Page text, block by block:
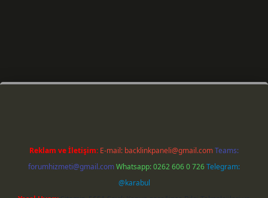
giriş
Reklam ve İletişim: E-mail: backlinkpaneli@gmail.comTeams:
forumhizmeti@gmail.comWhatsapp: 0262 606 0 726Telegram:
@karabul